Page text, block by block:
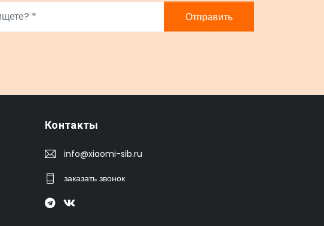
Отправить
Контакты
info@xiaomi-sib.ru
заказать звонок